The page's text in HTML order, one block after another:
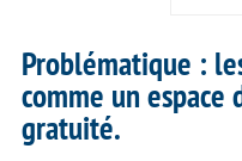
Problématique :
comme un
gratuité.